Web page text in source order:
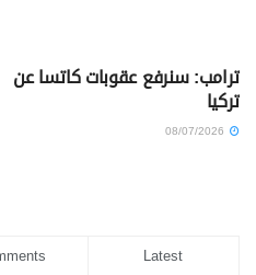
ترامب: سنرفع عقوبات كاتسا عن
تركيا
Latest